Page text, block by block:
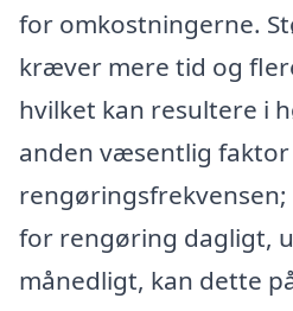
for omkostningerne.
kræver mere tid og
hvilket kan resultere i
anden væsentlig
for rengøring dagligt,
månedligt, kan dette